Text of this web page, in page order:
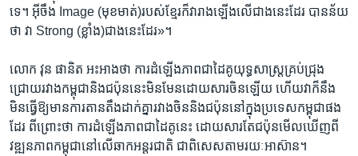
ទេ។​ អ៊ីចឹង​ Image ​(មុខមាត់)​របស់​ខ្មែរ​ក៏​វា​រាង​ឡើង​លើ​ជាង​នេះ​ដែរ ​បាន​ន័យ​
ថា​ វា Strong ​(ខ្លាំង)​ជាង​នេះ​ដែរ»។​
លោក​ វុន ផានិត​ អះអាង​ថា​ ការ​ដំឡើង​ភាព​ជា​ដៃគូ​យុទ្ធ​សាស្ត្រ​គ្រប់ជ្រុង​
ជ្រោយ​រវាង​កម្ពុជា​និង​ជប៉ុន​នេះ​មិន​មែន​ដោយ​សារ​ចិន​ឡើយ​ ហើយវា​ក៏​នឹង​
មិន​ធ្វើ​ឱ្យ​មាន​ការ​តាន​តឹង​ដាក់​គ្នា​រវាង​ចិន​និង​ជប៉ុន​នៅ​ក្នុង​ប្រទេស​កម្ពុជា​ផង​
ដែរ​ ពីព្រោះ​ថា​ ​ការ​ដំឡើង​ភាព​ជា​ដៃគូ​នេះ ​ដោយ​សារ​តែ​ជប៉ុន​មើល​ឃើញ​ពី​
វឌ្ឍន​ភាព​កម្ពុជា​នៅ​លើ​ឆាក​អន្តរ​ជាតិ​ ជាពិសេស​តាម​រយៈ​អាស៊ាន។​